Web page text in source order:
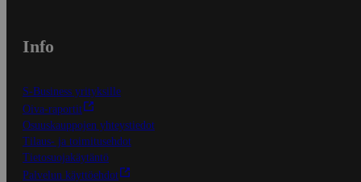
Info
S-Business yrityksille
Oiva-raportit
Osuuskauppojen yhteystiedot
Tilaus- ja toimitusehdot
Tietosuojakäytäntö
Palvelun käyttöehdot